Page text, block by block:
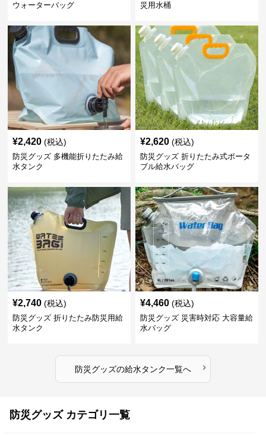
ウォーターバッグ
災用水桶
¥2,420 (税込)
防災グッズ 多機能折りたたみ給
水タンク
¥2,620 (税込)
防災グッズ 折りたたみ式ポータ
ブル給水バッグ
¥2,740 (税込)
防災グッズ 折りたたみ防災用給
水タンク
¥4,460 (税込)
防災グッズ 災害時対応 大容量給
水バッグ
防災グッズの給水タンク一覧へ ›
防災グッズ カテゴリ一覧